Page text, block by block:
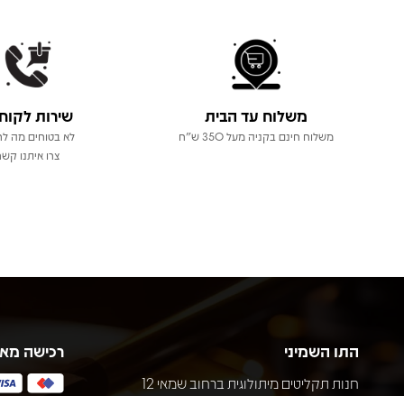
משלוח עד הבית
משלוח חינם בקניה מעל 350 ש"ח
שירות
לא בטוחים מה
צרו איתנו
התו השמיני
חנות תקליטים מיתולוגית ברחוב שמאי 12
רכישה